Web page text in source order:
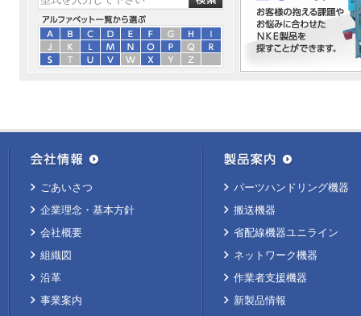
ごあいさつ
企業理念・基本方針
会社概要
組織図
沿革
事業案内
パーツハンドリング機器
搬送機器
省配線機器ユニライン
ネットワーク機器
作業者支援機器
新製品情報